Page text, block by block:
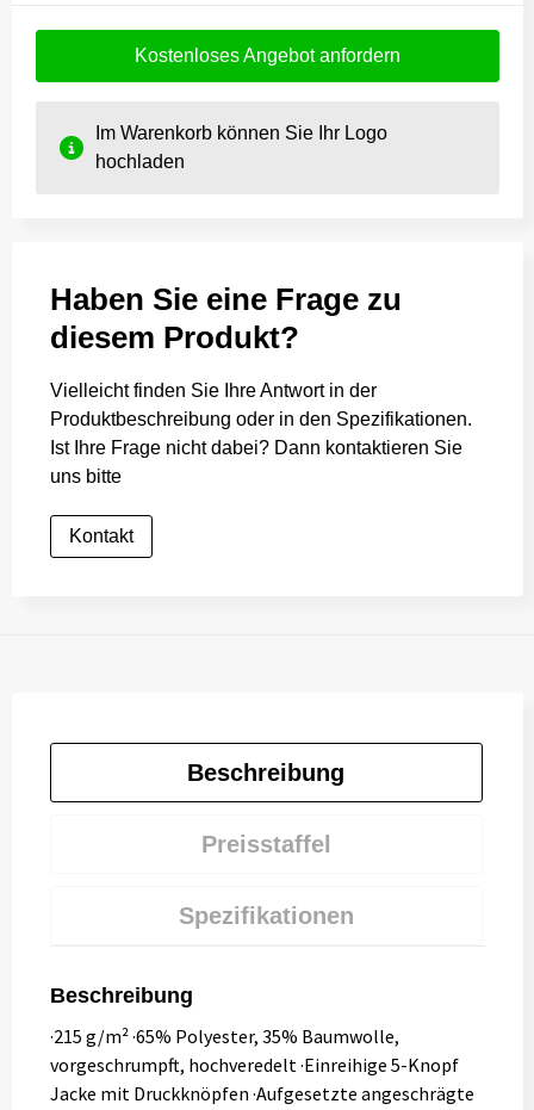
Kostenloses Angebot anfordern
Im Warenkorb können Sie Ihr Logo
hochladen
Haben Sie eine Frage zu
diesem Produkt?
Vielleicht finden Sie Ihre Antwort in der
Produktbeschreibung oder in den Spezifikationen.
Ist Ihre Frage nicht dabei? Dann kontaktieren Sie
uns bitte
Kontakt
Beschreibung
Preisstaffel
Spezifikationen
Beschreibung
·215 g/m² ·65% Polyester, 35% Baumwolle,
vorgeschrumpft, hochveredelt ·Einreihige 5-Knopf
Jacke mit Druckknöpfen ·Aufgesetzte angeschrägte